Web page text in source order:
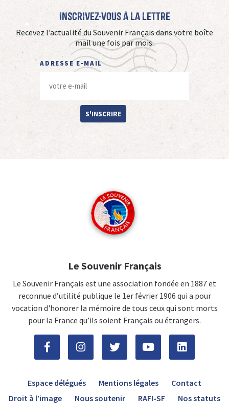
Inscrivez-vous à La Lettre
Recevez l’actualité du Souvenir Français dans votre boîte
mail une fois par mois.
ADRESSE E-MAIL
S'INSCRIRE
Le Souvenir Français
Le Souvenir Français est une association fondée en 1887 et
reconnue d’utilité publique le 1er février 1906 qui a pour
vocation d'honorer la mémoire de tous ceux qui sont morts
pour la France qu’ils soient Français ou étrangers.
Espace délégués Mentions légales
Contact
Droit à l’image
Nous soutenir RAFI-SF Nos statuts